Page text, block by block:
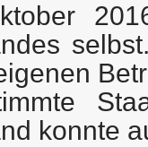
konnte